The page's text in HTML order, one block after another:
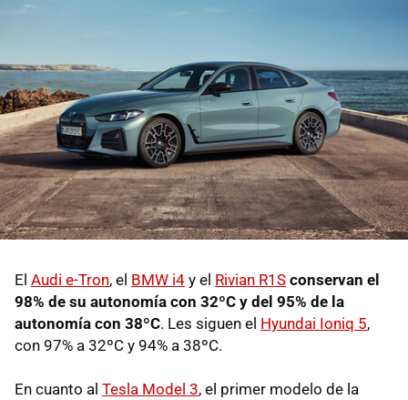
El Audi e-Tron, el BMW i4 y el Rivian R1S conservan el
98% de su autonomía con 32ºC y del 95% de la
autonomía con 38ºC. Les siguen el Hyundai Ioniq 5,
con 97% a 32ºC y 94% a 38ºC.
En cuanto al Tesla Model 3, el primer modelo de la